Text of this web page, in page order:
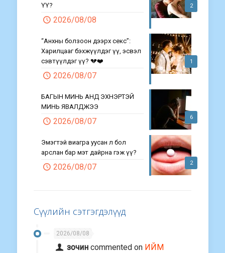
2
ҮҮ?
2026/08/08
1
“Анхны болзоон дээрх секс”:
Харилцааг бэхжүүлдэг үү, эсвэл
сэвтүүлдэг үү? 💔❤️
2026/08/07
6
БАГЫН МИНЬ АНД ЭХНЭРТЭЙ
МИНЬ ЯВАЛДЖЭЭ
2026/08/07
2
Эмэгтэй виагра уусан л бол
арслан бар мэт дайрна гэж үү?
2026/08/07
Сүүлийн сэтгэгдэлүүд
2026/08/08
зочин commented on ИЙМ